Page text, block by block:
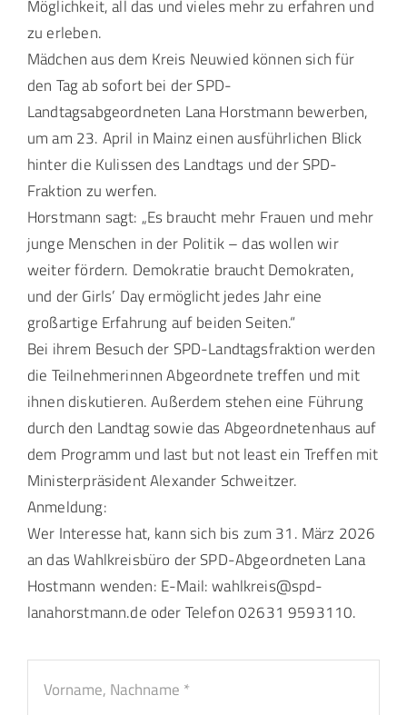
Möglichkeit, all das und vieles mehr zu erfahren und
zu erleben.
Mädchen aus dem Kreis Neuwied können sich für
den Tag ab sofort bei der SPD-
Landtagsabgeordneten Lana Horstmann bewerben,
um am 23. April in Mainz einen ausführlichen Blick
hinter die Kulissen des Landtags und der SPD-
Fraktion zu werfen.
Horstmann sagt: „Es braucht mehr Frauen und mehr
junge Menschen in der Politik – das wollen wir
weiter fördern. Demokratie braucht Demokraten,
und der Girls’ Day ermöglicht jedes Jahr eine
großartige Erfahrung auf beiden Seiten.“
Bei ihrem Besuch der SPD-Landtagsfraktion werden
die Teilnehmerinnen Abgeordnete treffen und mit
ihnen diskutieren. Außerdem stehen eine Führung
durch den Landtag sowie das Abgeordnetenhaus auf
dem Programm und last but not least ein Treffen mit
Ministerpräsident Alexander Schweitzer.
Anmeldung:
Wer Interesse hat, kann sich bis zum 31. März 2026
an das Wahlkreisbüro der SPD-Abgeordneten Lana
Hostmann wenden: E-Mail: wahlkreis@spd-
lanahorstmann.de oder Telefon 02631 9593110.